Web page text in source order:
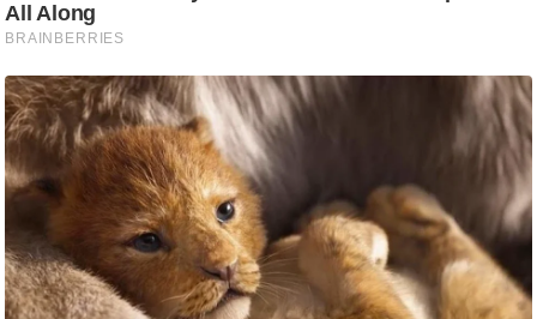
फ
स्टा
इ
ल
टे
क्नॉ
जी
ब्यू
टी